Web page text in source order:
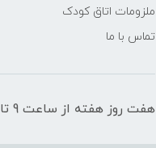
ملزومات اتاق کودک
تماس با ما
هفت روز هفته از ساعت 9 تا 21 پاسخگوی شما هستیم